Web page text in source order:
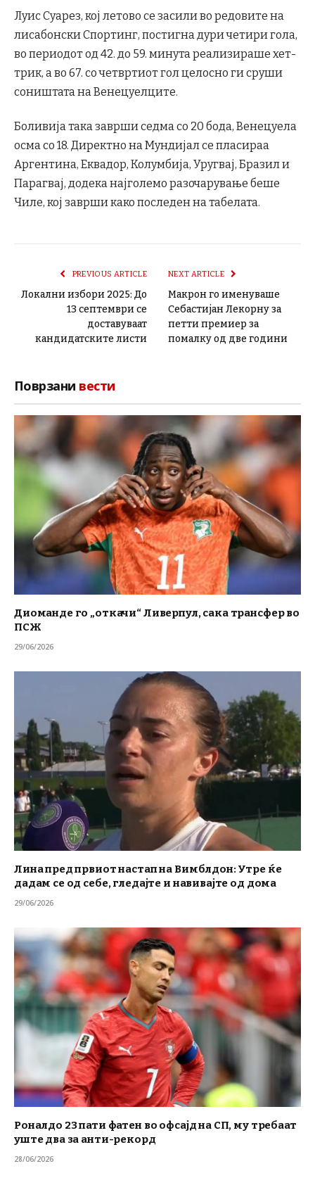
Луис Суарез, кој летово се засили во редовите на
лисабонски Спортинг, постигна дури четири гола,
во периодот од 42. до 59. минута реализираше хет-
трик, а во 67. со четвртиот гол целосно ги сруши
соништата на Венецуелците.
Боливија така заврши седма со 20 бода, Венецуела
осма со 18. Директно на Мундијал се пласираа
Аргентина, Еквадор, Колумбија, Уругвај, Бразил и
Парагвај, додека најголемо разочарување беше
Чиле, кој заврши како последен на табелата.
PREVIOUS ARTICLE
Локални избори 2025: До
13 септември се
доставуваат
кандидатските листи
NEXT ARTICLE
Макрон го именуваше
Себастијан Лекорну за
петти премиер за
помалку од две години
Поврзани вести
Диоманде го „откачи“ Ливерпул, сака трансфер во
ПСЖ
29/06/2026
Лина пред првиот настап на Вимблдон: Утре ќе
дадам се од себе, гледајте и навивајте од дома
29/06/2026
Роналдо 23 пати фатен во офсајд на СП, му требаат
уште два за анти-рекорд
28/06/2026